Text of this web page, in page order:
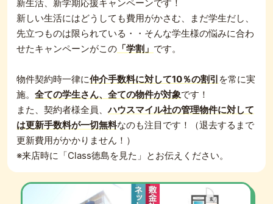
新生活、新学期応援キャンペーンです！
新しい生活にはどうしても費用がかさむ、まだ学生だし、
先立つものは限られている・・そんな学生様の悩みに合わ
せたキャンペーンがこの 「学割」 です。
物件契約時一律に仲介手数料に対して10％の割引 を常に実
施。 全ての学生さん、全ての物件が対象です！
また、契約者様全員、ハウスマイル社の管理物件に対して
は更新手数料が一切無料なのも注目です！（退去するまで
更新費用がかかりません！）
※来店時に「Class徳島を見た」とお伝えください。